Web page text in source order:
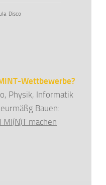
Disco
Wettbewerbe?
Physik, Informatik
Bauen:
MI(N)T machen